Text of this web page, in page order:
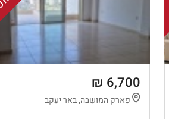
6,700 ₪
פארק המושבה, באר יעקב